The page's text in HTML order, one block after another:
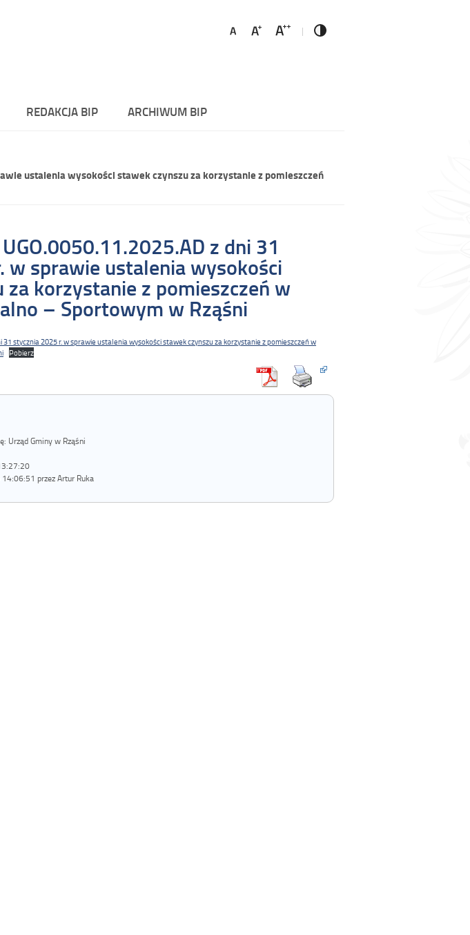
REDAKCJA BIP ARCHIWUM BIP
ustalenia wysokości stawek czynszu za korzystanie z pomieszczeń
z dni 31
w sprawie ustalenia wysokości
za korzystanie z pomieszczeń w
– Sportowym w Rząśni
31 stycznia 2025 r. w sprawie ustalenia wysokości stawek czynszu za korzystanie z pomieszczeń w
Pobierz
Urząd Gminy w Rząśni
przez Artur Ruka